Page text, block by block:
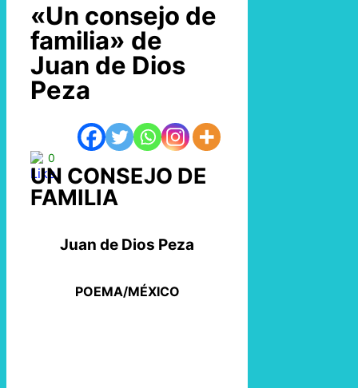
«Un consejo de
familia» de
Juan de Dios
Peza
0
UN CONSEJO DE
FAMILIA
Juan de Dios Peza
POEMA/MÉXICO